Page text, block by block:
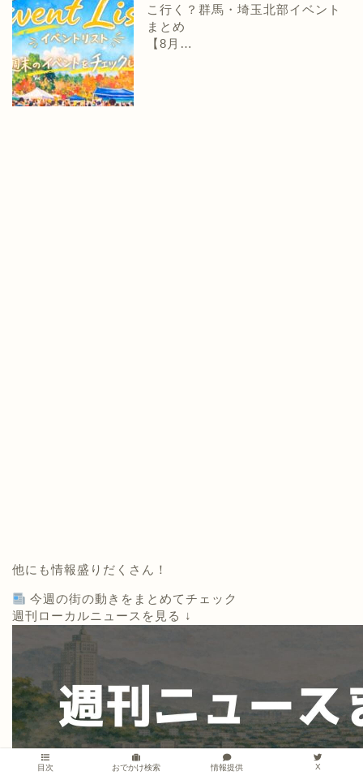
こ行く？群馬・埼玉北部イベント
まとめ
【8月…
他にも情報盛りだくさん！
今週の街の動きをまとめてチェック
週刊ローカルニュースを見る ↓
目次 おでかけ検索 情報提供 X